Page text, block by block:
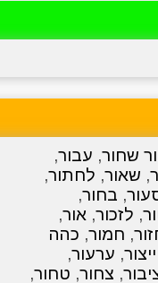
שחור, עבור,
, שאור, לחתור,
, בחור,
, לזכור, אור,
, חמור, כהה
ייצור, ערעור,
, צחור, טחור,